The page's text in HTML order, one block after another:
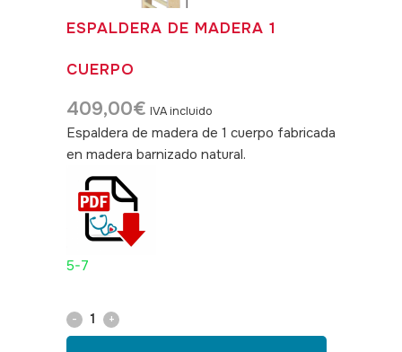
ESPALDERA DE MADERA 1
CUERPO
409,00€ IVA incluido
Espaldera de madera de 1 cuerpo fabricada
en madera barnizado natural.
5-7
Espaldera